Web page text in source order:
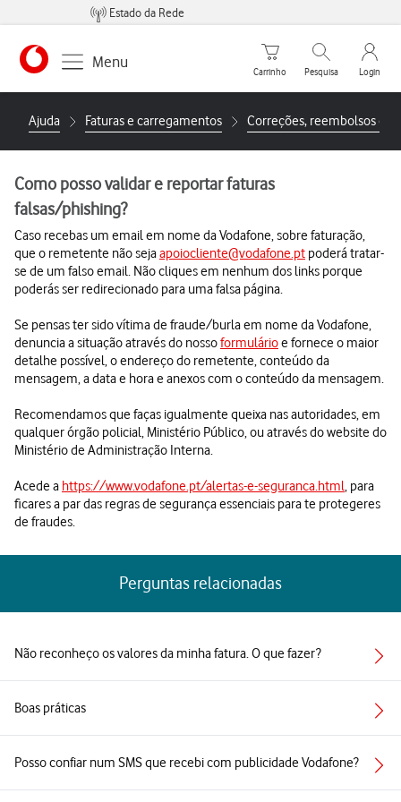
Estado da Rede
https://www.vodafone.pt
Menu
Carrinho de compras
Carrinho
Pesquisar
Pesquisa
My
Login
Ajuda Faturas e carregamentos Correções, reembolsos e
Como posso validar e reportar faturas
falsas/phishing?
Caso recebas um email em nome da Vodafone, sobre faturação,
que o remetente não sejaapoiocliente@vodafone.pt poderá tratar-
se de um falso email. Não cliques em nenhum dos links porque
poderás ser redirecionado para uma falsa página.
Se pensas ter sido vítima de fraude/burla em nome da Vodafone,
denuncia a situação através do nossoformulárioe fornece o maior
detalhe possível, o endereço do remetente, conteúdo da
mensagem, a data e hora e anexos com o conteúdo da mensagem.
Recomendamos que faças igualmente queixa nas autoridades, em
qualquer órgão policial, Ministério Público, ou através do website do
Ministério de Administração Interna.
Acede a https://www.vodafone.pt/alertas-e-seguranca.html, para
ficares a par das regras de segurança essenciais para te protegeres
de fraudes.
Perguntas relacionadas
Não reconheço os valores da minha fatura. O que fazer?
Boas práticas
Posso confiar num SMS que recebi com publicidade Vodafone?